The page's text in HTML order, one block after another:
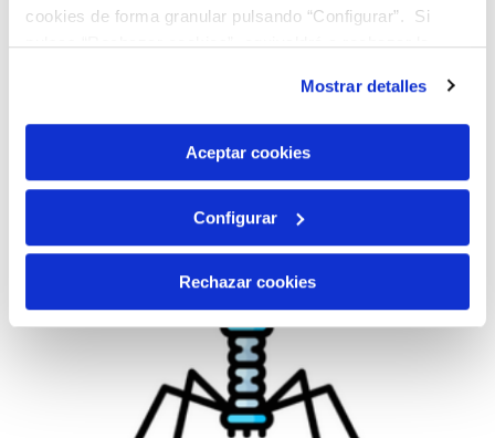
cookies de forma granular pulsando “Configurar”. Si
pulsas “Rechazar cookies”, equivaldrá a rechazar la
son indispensables para que el sitio web funcione y que
por tanto no se pueden desactivar. Puedes consultar
más información en nuestraPolítica de Cookies
Mostrar detalles
Aceptar cookies
Configurar
Rechazar cookies
AÑADIR AL CARRITO